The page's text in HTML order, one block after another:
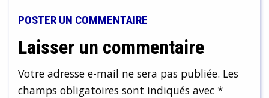
POSTER UN COMMENTAIRE
Laisser un commentaire
Votre adresse e-mail ne sera pas publiée. Les
champs obligatoires sont indiqués avec *